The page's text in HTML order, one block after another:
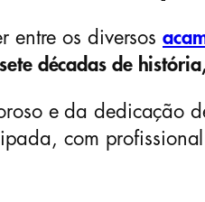
entre os diversos
décadas de
e da dedicação
com